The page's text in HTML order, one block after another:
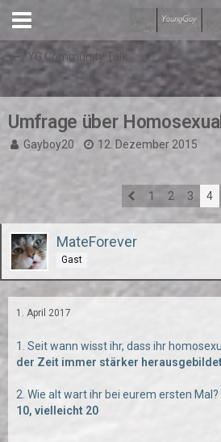
YG Community Talk
Umfrage über
Gayboy20 12. Dezember 2015
1 2 3 4
MateForever
Gast
1. April 2017
1. Seit wann wisst ihr, dass ihr
der Zeit immer stärker herausgebildet
2. Wie alt wart ihr bei eurem ersten Mal?
10, vielleicht 20